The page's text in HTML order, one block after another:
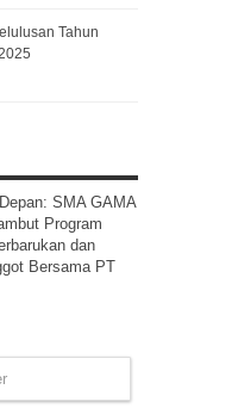
Tahun
SMA GAMA
Program
dan
Bersama PT